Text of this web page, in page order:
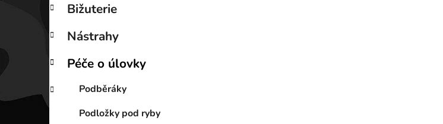
Bižuterie
Nástrahy
Péče o úlovky
Podběráky
Podložky pod ryby